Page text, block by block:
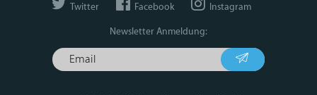
Twitter Facebook Instagram
Newsletter Anmeldung: